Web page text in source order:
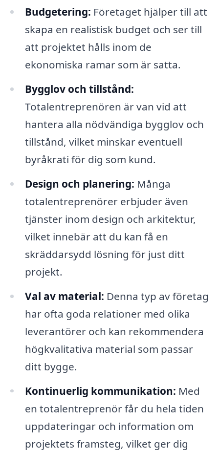
Budgetering: Företaget hjälper till att
skapa en realistisk budget och ser till
att projektet hålls inom de
ekonomiska ramar som är satta.
Bygglov och tillstånd:
Totalentreprenören är van vid att
hantera alla nödvändiga bygglov och
tillstånd, vilket minskar eventuell
byråkrati för dig som kund.
Design och planering: Många
totalentreprenörer erbjuder även
tjänster inom design och arkitektur,
vilket innebär att du kan få en
skräddarsydd lösning för just ditt
projekt.
Val av material: Denna typ av företag
har ofta goda relationer med olika
leverantörer och kan rekommendera
högkvalitativa material som passar
ditt bygge.
Kontinuerlig kommunikation: Med
en totalentreprenör får du hela tiden
uppdateringar och information om
projektets framsteg, vilket ger dig